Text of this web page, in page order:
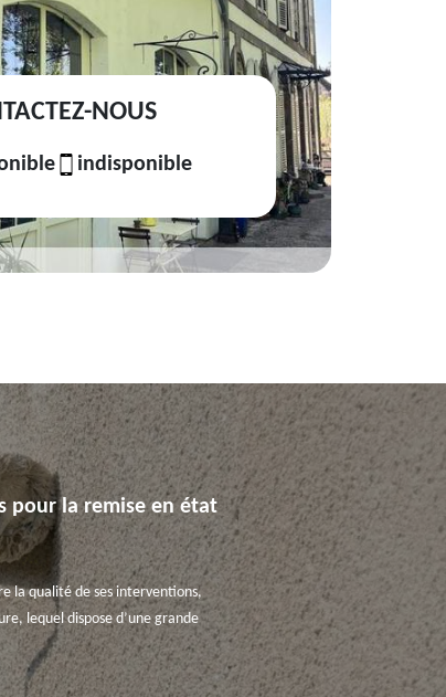
NOUS
indisponible
pour la remise en état
la qualité de ses interventions,
lequel dispose d’une grande